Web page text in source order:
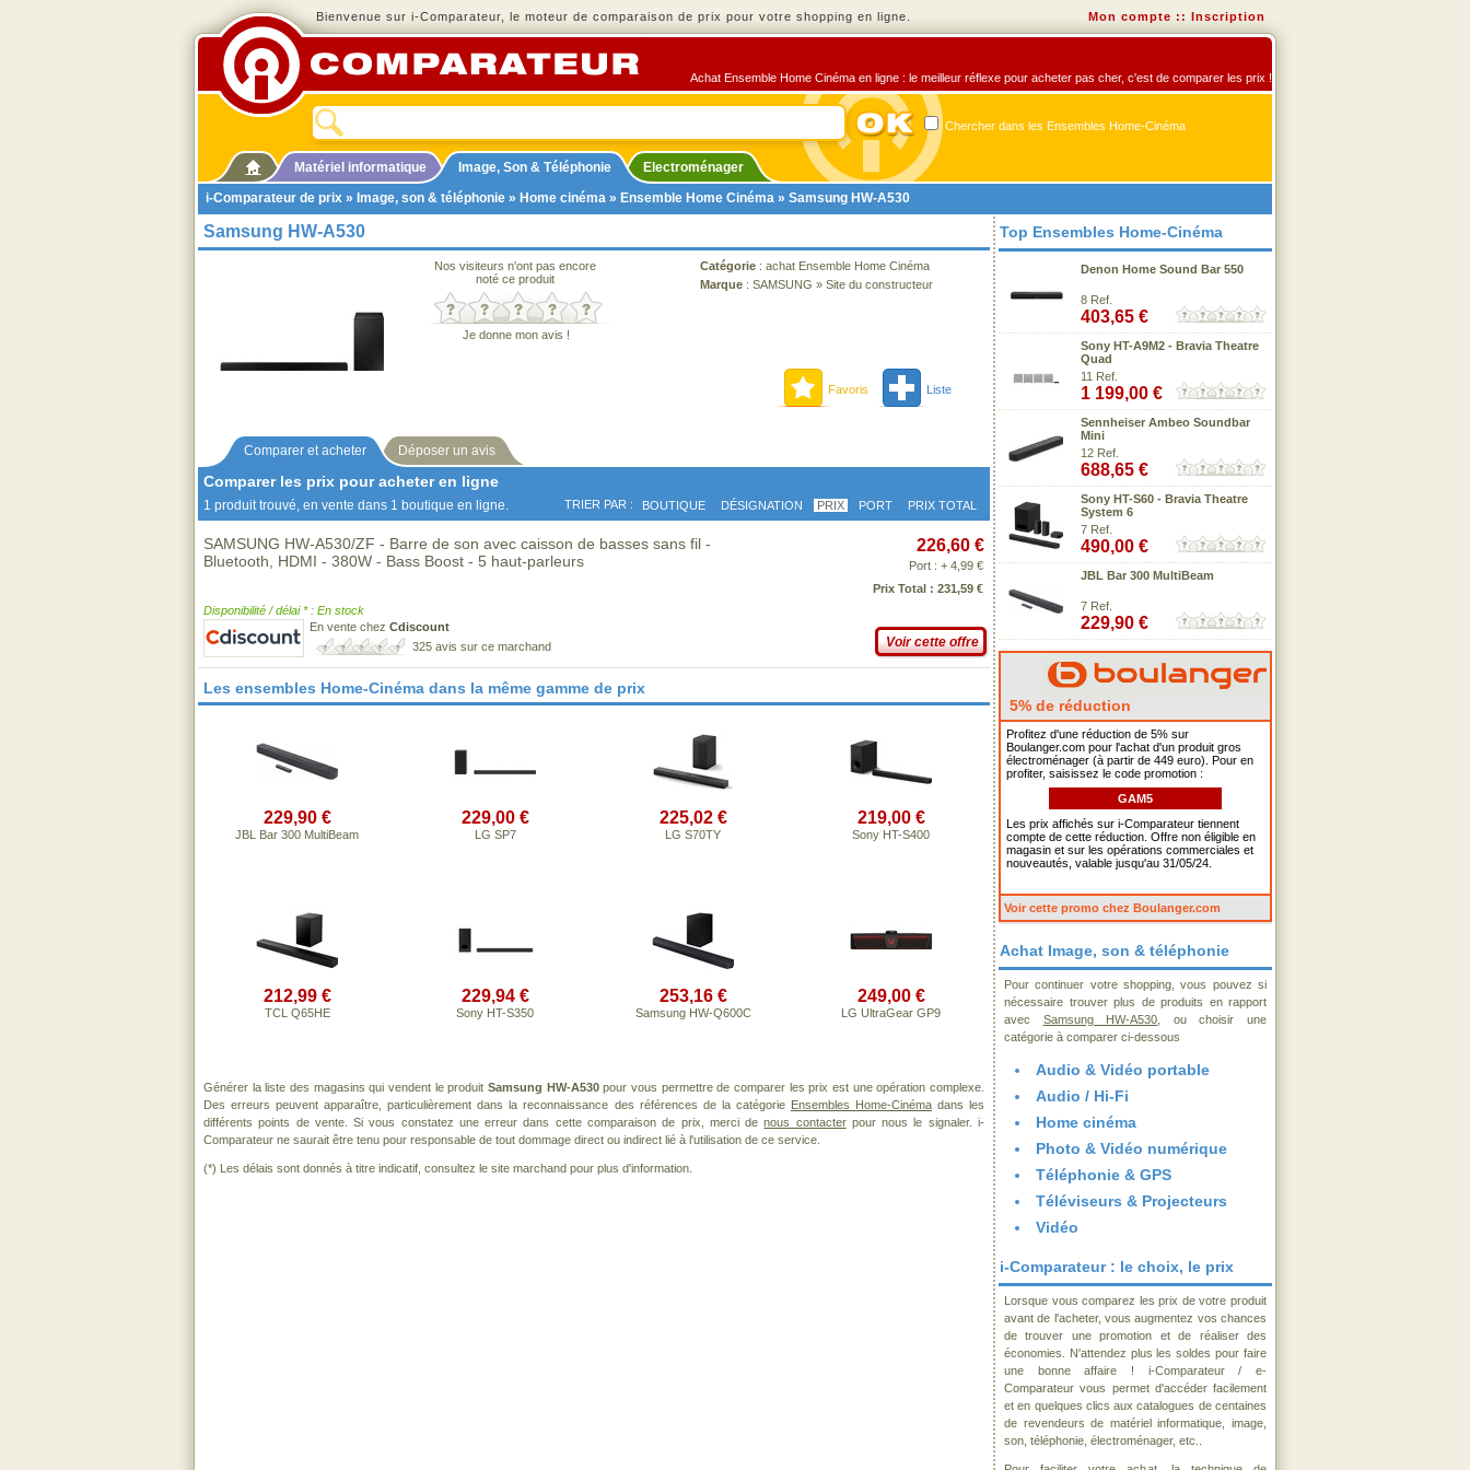
Bienvenue sur i-Comparateur, le moteur de comparaison de prix pour votre shopping en ligne. Mon compte :: Inscription
Achat Ensemble Home Cinéma en ligne : le meilleur réflexe pour acheter pas cher, c'est de comparer les prix !
Chercher dans les Ensembles Home-Cinéma
Matériel informatique Image, Son & Téléphonie
Electroménager
i-Comparateur de prix » Image, son & téléphonie » Home cinéma » Ensemble Home Cinéma » Samsung HW-A530
Samsung HW-A530
Nos visiteurs n'ont pas encore
noté ce produit
Je donne mon avis !
Catégorie : achat Ensemble Home Cinéma
Marque : SAMSUNG » Site du constructeur
Favoris Liste
Comparer et acheter Déposer un avis
Comparer les prix pour acheter en ligne
1 produit trouvé, en vente dans 1 boutique en ligne. TRIER PAR : BOUTIQUE DÉSIGNATION PRIX PORT PRIX TOTAL
SAMSUNG HW-A530/ZF - Barre de son avec caisson de basses sans fil -
Bluetooth, HDMI - 380W - Bass Boost - 5 haut-parleurs
Disponibilité / délai * : En stock
En vente chez Cdiscount
325 avis sur ce marchand
226,60 €
Port : + 4,99 €
Prix Total : 231,59 €
Voir cette offre
Les ensembles Home-Cinéma dans la même gamme de prix
229,90 €
JBL Bar 300 MultiBeam
229,00 €
LG SP7
225,02 €
LG S70TY
219,00 €
Sony HT-S400
212,99 €
TCL Q65HE
229,94 €
Sony HT-S350
253,16 €
Samsung HW-Q600C
249,00 €
LG UltraGear GP9
Générer la liste des magasins qui vendent le produit Samsung HW-A530pour vous permettre de comparer les prix est une opération complexe.
Des erreurs peuvent apparaître, particulièrement dans la reconnaissance des références de la catégorie Ensembles Home-Cinémadans les
différents points de vente. Si vous constatez une erreur dans cette comparaison de prix, merci denous contacterpour nous le signaler. i-
Comparateur ne saurait être tenu pour responsable de tout dommage direct ou indirect lié à l'utilisation de ce service.
(*) Les délais sont donnés à titre indicatif, consultez le site marchand pour plus d'information.
Top Ensembles Home-Cinéma
Denon Home Sound Bar 550
8 Ref.
403,65 €
Sony HT-A9M2 - Bravia Theatre
Quad
11 Ref.
1 199,00 €
Sennheiser Ambeo Soundbar
Mini
12 Ref.
688,65 €
Sony HT-S60 - Bravia Theatre
System 6
7 Ref.
490,00 €
JBL Bar 300 MultiBeam
7 Ref.
229,90 €
5% de réduction
Profitez d'une réduction de 5% sur
Boulanger.com pour l'achat d'un produit gros
électroménager (à partir de 449 euro). Pour en
profiter, saisissez le code promotion :
GAM5
Les prix affichés sur i-Comparateur tiennent
compte de cette réduction. Offre non éligible en
magasin et sur les opérations commerciales et
nouveautés, valable jusqu'au 31/05/24.
Voir cette promo chez Boulanger.com
Achat Image, son & téléphonie
Pour continuer votre shopping, vous pouvez si
nécessaire trouver plus de produits en rapport
avec Samsung HW-A530 , ou choisir une
catégorie à comparer ci-dessous
Audio & Vidéo portable
Audio / Hi-Fi
Home cinéma
Photo & Vidéo numérique
Téléphonie & GPS
Téléviseurs & Projecteurs
Vidéo
i-Comparateur : le choix, le prix
Lorsque vous comparez les prix de votre produit
avant de l'acheter, vous augmentez vos chances
de trouver une promotion et de réaliser des
économies. N'attendez plus les soldes pour faire
une bonne affaire ! i-Comparateur / e-
Comparateur vous permet d'accéder facilement
et en quelques clics aux catalogues de centaines
de revendeurs de matériel informatique, image,
son, téléphonie, électroménager, etc..